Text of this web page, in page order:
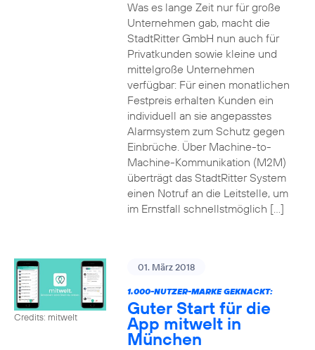
Was es lange Zeit nur für große
Unternehmen gab, macht die
StadtRitter GmbH nun auch für
Privatkunden sowie kleine und
mittelgroße Unternehmen
verfügbar: Für einen monatlichen
Festpreis erhalten Kunden ein
individuell an sie angepasstes
Alarmsystem zum Schutz gegen
Einbrüche. Über Machine-to-
Machine-Kommunikation (M2M)
überträgt das StadtRitter System
einen Notruf an die Leitstelle, um
im Ernstfall schnellstmöglich […]
Credits: mitwelt
01. März 2018
1.000-NUTZER-MARKE GEKNACKT:
Guter Start für die
App mitwelt in
München